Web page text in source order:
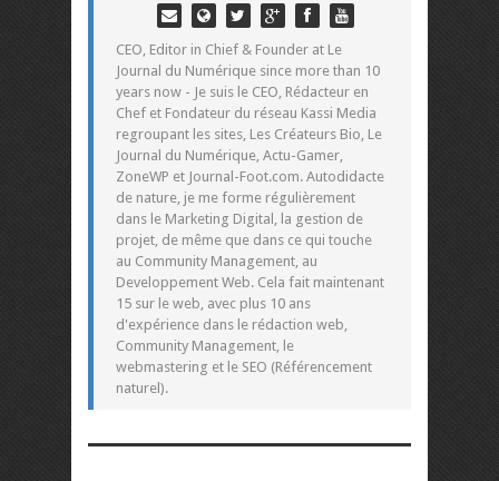
CEO, Editor in Chief & Founder at Le
Journal du Numérique since more than 10
years now - Je suis le CEO, Rédacteur en
Chef et Fondateur du réseau Kassi Media
regroupant les sites, Les Créateurs Bio, Le
Journal du Numérique, Actu-Gamer,
ZoneWP et Journal-Foot.com. Autodidacte
de nature, je me forme régulièrement
dans le Marketing Digital, la gestion de
projet, de même que dans ce qui touche
au Community Management, au
Developpement Web. Cela fait maintenant
15 sur le web, avec plus 10 ans
d'expérience dans le rédaction web,
Community Management, le
webmastering et le SEO (Référencement
naturel).